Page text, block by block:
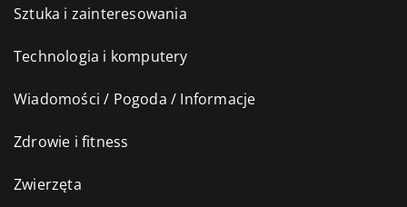
Sztuka i zainteresowania
Technologia i komputery
Wiadomości / Pogoda / Informacje
Zdrowie i fitness
Zwierzęta